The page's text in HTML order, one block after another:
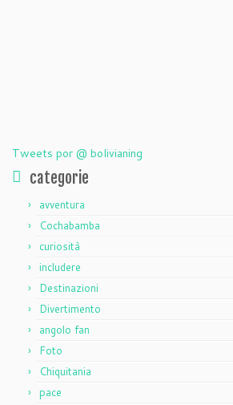
Tweets por @ bolivianing
categorie
avventura
Cochabamba
curiosità
includere
Destinazioni
Divertimento
angolo fan
Foto
Chiquitania
pace